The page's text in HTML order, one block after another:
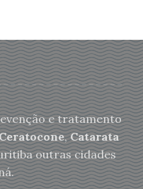
e tratamento
,Catarata
outras cidades